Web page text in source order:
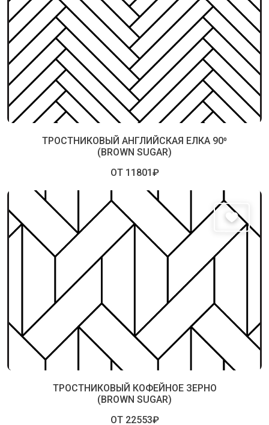
ТРОСТНИКОВЫЙ АНГЛИЙСКАЯ ЕЛКА 90⁰
(BROWN SUGAR)
ОТ 11801₽
ТРОСТНИКОВЫЙ КОФЕЙНОЕ ЗЕРНО
(BROWN SUGAR)
ОТ 22553₽